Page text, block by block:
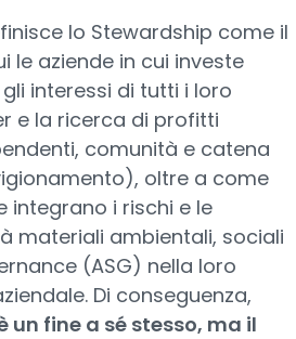
lo Stewardship come il
le aziende in cui investe
interessi di tutti i loro
e la ricerca di profitti
comunità e catena
oltre a come
integrano i rischi e le
materiali ambientali, sociali
(ASG) nella loro
Di conseguenza,
un fine a sé stesso, ma il